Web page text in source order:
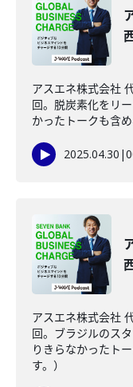
アスエネ株式会社
回。脱炭素化をリ
かったトークも含
2025.04.30 |
アスエネ株式会社
回。ブラジルのス
りきらなかったト
す。）